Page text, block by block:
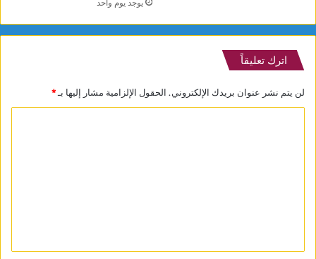
يوجد يوم واحد
اترك تعليقاً
لن يتم نشر عنوان بريدك الإلكتروني. الحقول الإلزامية مشار إليها بـ*